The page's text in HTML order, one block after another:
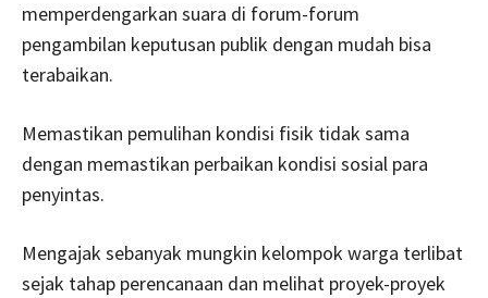
memperdengarkan suara di forum-forum
pengambilan keputusan publik dengan mudah bisa
terabaikan.
Memastikan pemulihan kondisi fisik tidak sama
dengan memastikan perbaikan kondisi sosial para
penyintas.
Mengajak sebanyak mungkin kelompok warga terlibat
sejak tahap perencanaan dan melihat proyek-proyek